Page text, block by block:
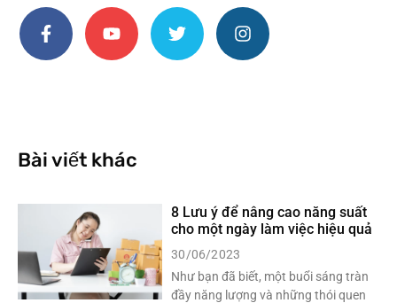
Bài viết khác
8 Lưu ý để nâng cao năng suất
cho một ngày làm việc hiệu quả
30/06/2023
Như bạn đã biết, một buổi sáng tràn
đầy năng lượng và những thói quen